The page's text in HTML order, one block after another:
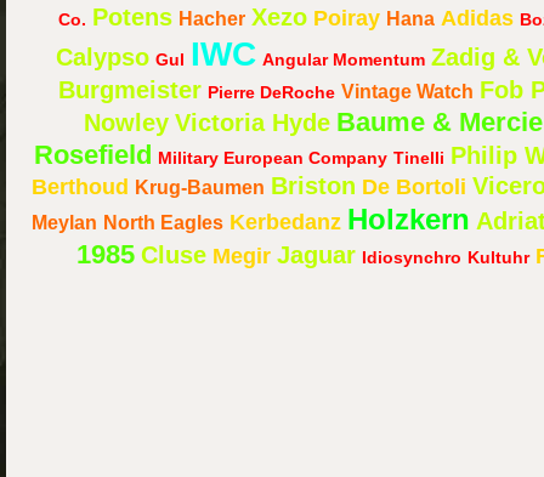
Co. Potens Hacher Xezo Poiray Hana Adidas
Calypso Gul IWC Angular Momentum Zadig &
Burgmeister Pierre DeRoche Vintage Watch Fob
Nowley Victoria Hyde Baume &
Rosefield Military European Company Tinelli Philip
Berthoud Krug-Baumen Briston De Bortoli
Meylan North Eagles Kerbedanz Holzkern
1985 Cluse Megir Jaguar Idiosynchro Kultuhr